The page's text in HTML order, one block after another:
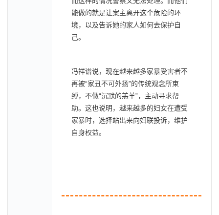
能做的就是让案主离开这个危险的环
境，以及告诉她的家人如何去保护自
己。
冯祥谱说，现在越来越多家暴受害者不
再被“家丑不可外扬”的传统观念所束
缚，不做“沉默的羔羊”，主动寻求帮
助。这也说明，越来越多的妇女在遭受
家暴时，选择站出来向妇联投诉，维护
自身权益。